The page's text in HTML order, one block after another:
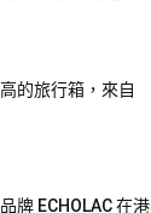
的旅行箱，來自
牌 ECHOLAC 在港